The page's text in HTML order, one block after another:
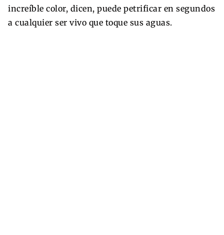
increíble color, dicen, puede petrificar en segundos
a cualquier ser vivo que toque sus aguas.